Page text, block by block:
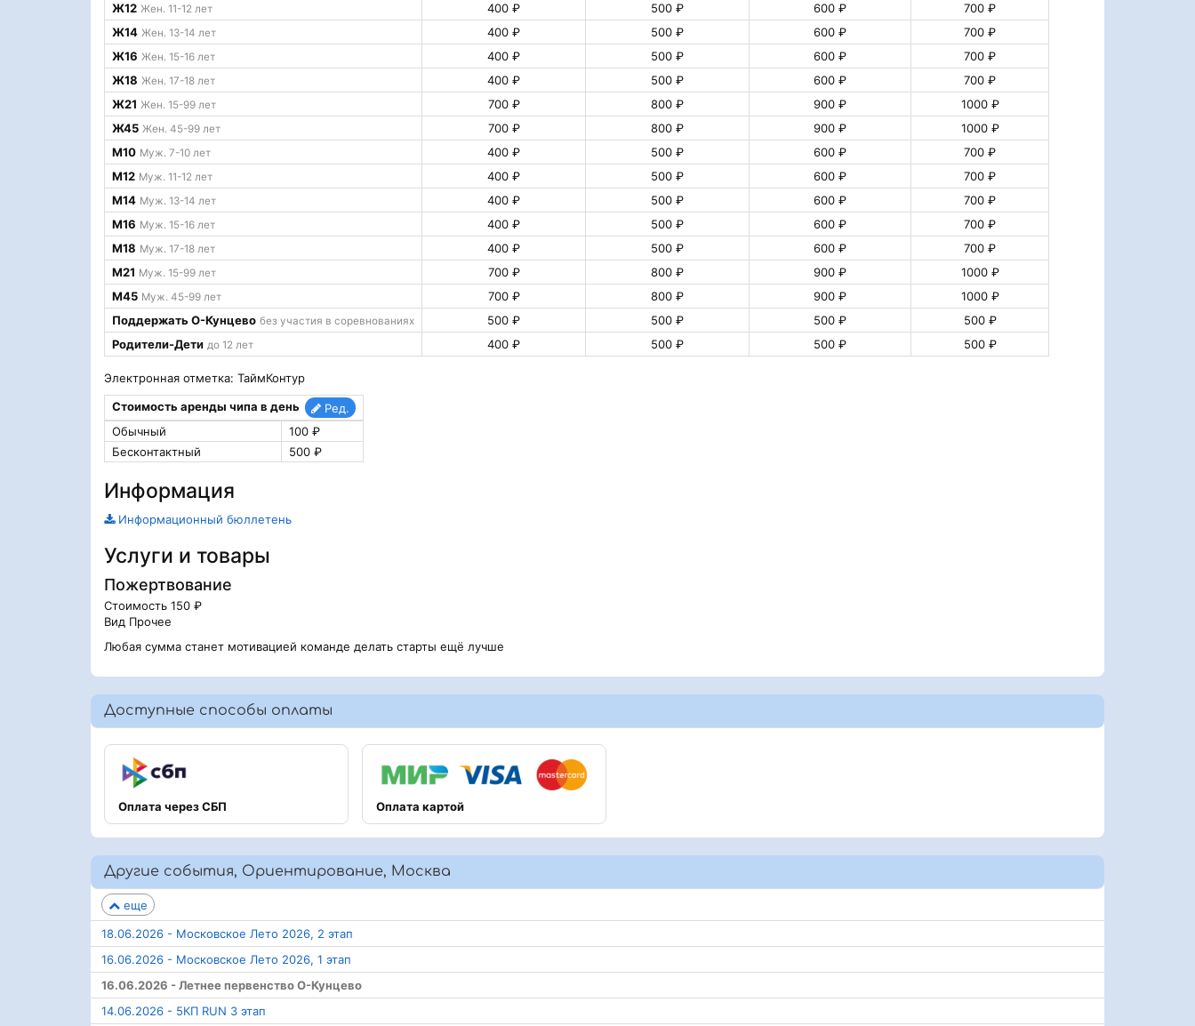
Ж12 Жен. 11-12 лет 400 ₽ 500 ₽ 600 ₽
700 ₽
Ж14 Жен. 13-14 лет 400 ₽ 500 ₽ 600 ₽
700 ₽
Ж16 Жен. 15-16 лет 400 ₽ 500 ₽ 600 ₽
700 ₽
Ж18 Жен. 17-18 лет 400 ₽ 500 ₽ 600 ₽
700 ₽
Ж21 Жен. 15-99 лет 700 ₽ 800 ₽ 900 ₽
1000 ₽
Ж45 Жен. 45-99 лет 700 ₽ 800 ₽ 900 ₽
1000 ₽
М10 Муж. 7-10 лет 400 ₽ 500 ₽ 600 ₽
700 ₽
М12 Муж. 11-12 лет 400 ₽ 500 ₽ 600 ₽
700 ₽
М14 Муж. 13-14 лет 400 ₽ 500 ₽ 600 ₽
700 ₽
М16 Муж. 15-16 лет 400 ₽ 500 ₽ 600 ₽
700 ₽
М18 Муж. 17-18 лет 400 ₽ 500 ₽ 600 ₽
700 ₽
М21 Муж. 15-99 лет 700 ₽ 800 ₽ 900 ₽
1000 ₽
М45 Муж. 45-99 лет 700 ₽ 800 ₽ 900 ₽
1000 ₽
Поддержать О-Кунцево без участия в соревнованиях 500 ₽ 500 ₽ 500 ₽
500 ₽
Родители-Дети до 12 лет 400 ₽ 500 ₽ 500 ₽ 500 ₽
Электронная отметка: ТаймКонтур
Стоимость аренды чипа в день
Ред.
Обычный
100 ₽
Бесконтактный
500 ₽
Информация
Информационный бюллетень
Услуги и товары
Пожертвование
Стоимость 150 ₽
Вид Прочее
Любая сумма станет мотивацией команде делать старты ещё лучше
Доступные способы оплаты
Оплата через СБП Оплата картой
Другие события, Ориентирование, Москва
еще
18.06.2026 - Московское Лето 2026, 2 этап
16.06.2026 - Московское Лето 2026, 1 этап
16.06.2026 - Летнее первенство О-Кунцево
14.06.2026 - 5КП RUN 3 этап